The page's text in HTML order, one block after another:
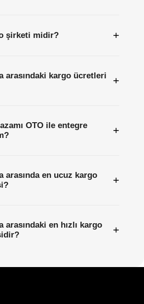
şirketi midir? +
arasındaki kargo ücretleri
+
OTO ile entegre
+
arasında en ucuz kargo
+
arasındaki en hızlı kargo
+